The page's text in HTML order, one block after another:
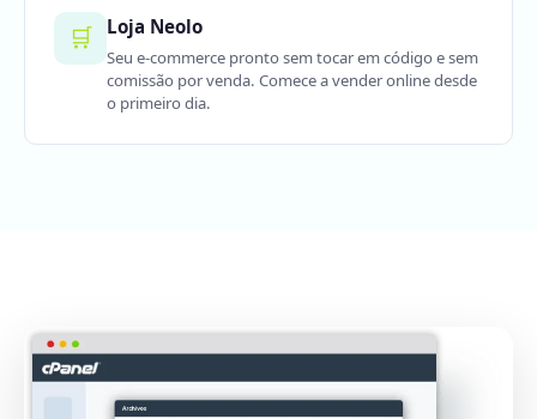
🛒 Loja Neolo
Seu e-commerce pronto sem tocar em código e sem
comissão por venda. Comece a vender online desde
o primeiro dia.